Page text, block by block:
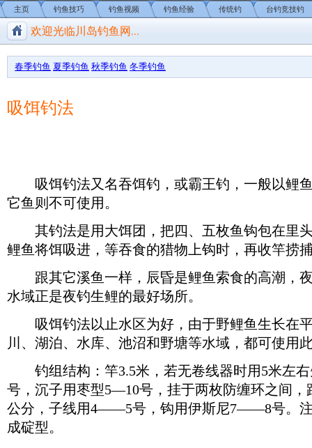
欢迎光临川岛钓鱼网...
主页 钓鱼技巧 钓鱼视频 钓鱼经验 传统钓 台钓竞技钓
春季钓鱼 夏季钓鱼 秋季钓鱼 冬季钓鱼
吸饵钓法
吸饵钓法又名吞饵钓，或霸王钓，一般以鲤
它鱼则不可使用。
其钓法是用大饵团，把四、五枚鱼钩包在里
鲤鱼将饵吸进，等吞食的猎物上钩时，再收竿捞
跟其它溪鱼一样，辰昏是鲤鱼索食的高潮，
水域正是夜钓生鲤的最好场所。
吸饵钓法以止水区为好，由于野鲤鱼生长在
川、湖泊、水库、池沼和野塘等水域，都可使用
钓组结构：竿3.5米，若无卷线器时用5米左
号，沉子用枣型5—10号，挂于两枚防缠环之间
公分，子线用4——5号，钩用伊斯尼7——8号。
成碇型。